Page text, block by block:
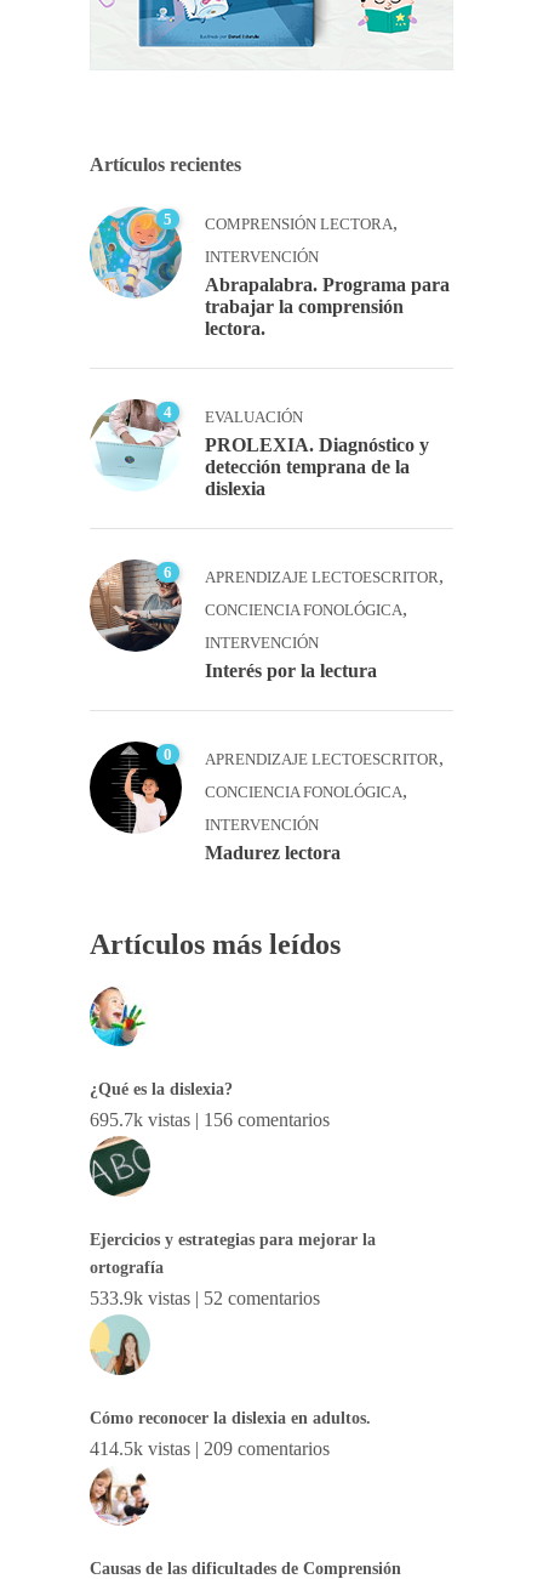
Artículos recientes
5 COMPRENSIÓN LECTORA,
INTERVENCIÓN
Abrapalabra. Programa para
trabajar la comprensión
lectora.
4 EVALUACIÓN
PROLEXIA. Diagnóstico y
detección temprana de la
dislexia
6 APRENDIZAJE LECTOESCRITOR,
CONCIENCIA FONOLÓGICA,
INTERVENCIÓN
Interés por la lectura
0 APRENDIZAJE LECTOESCRITOR,
CONCIENCIA FONOLÓGICA,
INTERVENCIÓN
Madurez lectora
Artículos más leídos
¿Qué es la dislexia?
695.7k vistas | 156 comentarios
Ejercicios y estrategias para mejorar la
ortografía
533.9k vistas | 52 comentarios
Cómo reconocer la dislexia en adultos.
414.5k vistas | 209 comentarios
Causas de las dificultades de Comprensión